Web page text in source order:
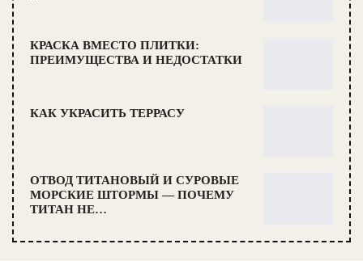
КРАСКА ВМЕСТО ПЛИТКИ:
ПРЕИМУЩЕСТВА И НЕДОСТАТКИ
КАК УКРАСИТЬ ТЕРРАСУ
ОТВОД ТИТАНОВЫЙ И СУРОВЫЕ
МОРСКИЕ ШТОРМЫ — ПОЧЕМУ
ТИТАН НЕ…